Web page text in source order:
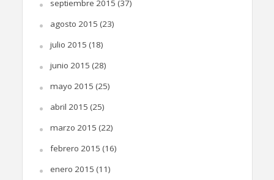
septiembre 2015 (37)
agosto 2015 (23)
julio 2015 (18)
junio 2015 (28)
mayo 2015 (25)
abril 2015 (25)
marzo 2015 (22)
febrero 2015 (16)
enero 2015 (11)